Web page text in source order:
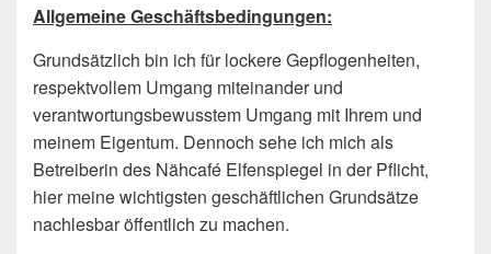
Allgemeine Geschäftsbedingungen:
Grundsätzlich bin ich für lockere Gepflogenheiten,
respektvollem Umgang miteinander und
verantwortungsbewusstem Umgang mit Ihrem und
meinem Eigentum. Dennoch sehe ich mich als
Betreiberin des Nähcafé Elfenspiegel in der Pflicht,
hier meine wichtigsten geschäftlichen Grundsätze
nachlesbar öffentlich zu machen.